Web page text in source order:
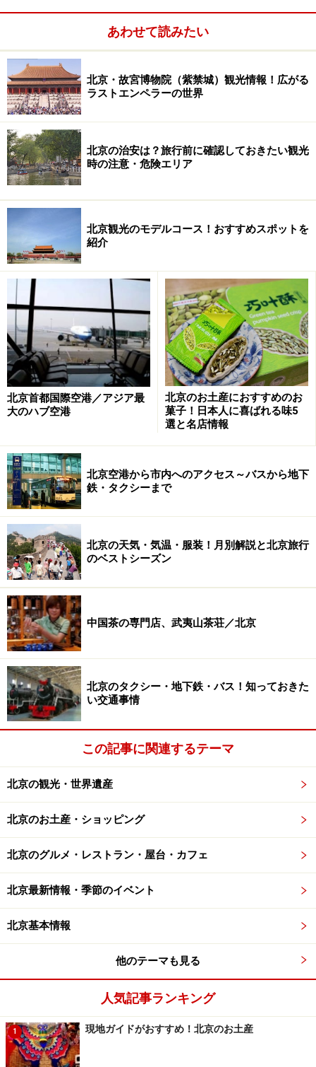
ショップ、レストラン、カフェが充実する
複合商業施設
三里屯太古里南区の中央広場。イベントが開催されることも
南区にある、世界最大規模の店舗を誇るアディダス旗艦店
（Taikoo Li Sanlitun／タイクーリ・サンリトン）」と改
名。2008年7月にオープンした三里屯のランドマーク的
な存在です。日本の建築家・隈研吾氏による設計で、南
区と北区に分かれており、南区は胡同を、北区は四合院
（伝統的な住居）をイメージしたものだそうです。その
2つのエリアの間に、パティオ風レストラン街「那里花
園」、若者系ファッションが揃う「3.3服飾大厦」、デザ
イナーズホテル「ザ・オポジット ハウス」が存在すると
いうユニークな構造になっています。
北区は一棟貸しの個性的なショップが並ぶ。北京の勢いを実
感できるエリア
南区はアディダスやユニクロ、ナイキ、プーマ、ザ・ノ
ース・フェイス、Michael kors、COACHなど、スポーツ
ブランドやカジュアルブランドが並んでいます。
のアップルストアが出展したことも大きなニュースとな
りました。一方の北区はMoschino、GIVENCHY、ランバ
ン、ポールスミス、KENZO、VERSACE、Majeなどの高
級ブランドが軒を連ねて、落ち着いた雰囲気です。
太古里には北区にも南区にもスタバがありますし、話題
のブックカフェ・PageOne、素敵なレストランも数多く
あるので、食事や休憩にもってこい。ただし、値段は日
本と同じか、それ以上なので、予算は多めにとっておい
てくださいね。
■三里屯太古里南区
TEL：010-6417-6110
アクセス：地下鉄10号線｢団結湖｣駅から徒歩10分
住所：朝陽区三里屯路11号
TEL：010-6417-7110
アクセス：地下鉄10号線｢団結湖｣駅から徒歩15分
あわせて読みたい
北京・故宮博物院（紫禁城）観光情報！広がる
ラストエンペラーの世界
北京の治安は？旅行前に確認しておきたい観光
時の注意・危険エリア
北京観光のモデルコース！おすすめスポットを
紹介
北京首都国際空港／アジア最
大のハブ空港
北京のお土産におすすめのお
菓子！日本人に喜ばれる味5
選と名店情報
北京空港から市内へのアクセス～バスから地下
鉄・タクシーまで
北京の天気・気温・服装！月別解説と北京旅行
のベストシーズン
中国茶の専門店、武夷山茶荘／北京
北京のタクシー・地下鉄・バス！知っておきた
い交通事情
この記事に関連するテーマ
北京の観光・世界遺産
北京のお土産・ショッピング
北京のグルメ・レストラン・屋台・カフェ
北京最新情報・季節のイベント
北京基本情報
他のテーマも見る
人気記事ランキング
1 現地ガイドがおすすめ！北京のお土産